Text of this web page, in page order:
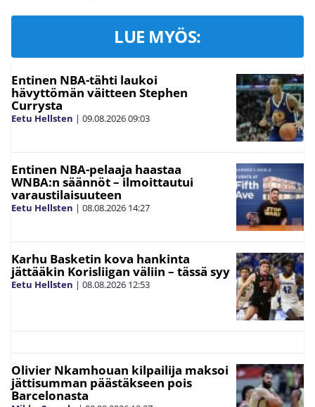
LUE MYÖS:
Entinen NBA-tähti laukoi
hävyttömän väitteen Stephen
Currysta
Eetu Hellsten | 09.08.202609:03
Entinen NBA-pelaaja haastaa
WNBA:n säännöt – ilmoittautui
varaustilaisuuteen
Eetu Hellsten | 08.08.2026 14:27
Karhu Basketin kova hankinta
jättääkin Korisliigan väliin – tässä syy
Eetu Hellsten | 08.08.2026 12:53
Olivier Nkamhouan kilpailija maksoi
jättisumman päästäkseen pois
Barcelonasta